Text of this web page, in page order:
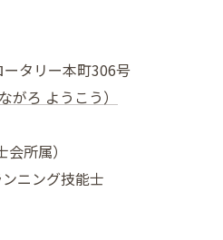
タリー本町306号
がろ ようこう）
会所属）
ニング技能士